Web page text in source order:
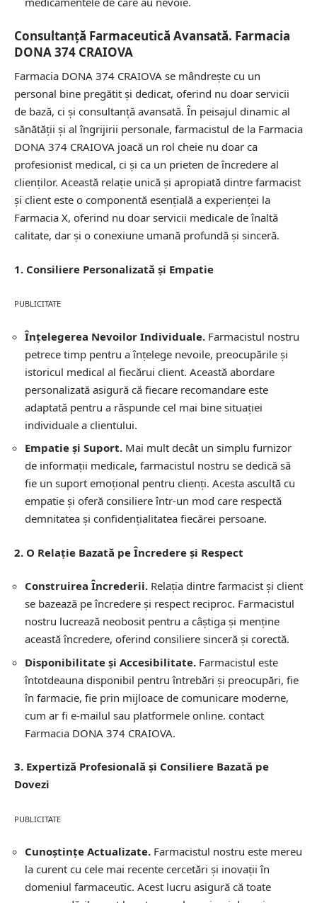
Consultanță Farmaceutică Avansată. Farmacia
DONA 374 CRAIOVA
Farmacia DONA 374 CRAIOVA se mândrește cu un
personal bine pregătit și dedicat, oferind nu doar servicii
de bază, ci și consultanță avansată. În peisajul dinamic al
sănătății și al îngrijirii personale, farmacistul de la Farmacia
DONA 374 CRAIOVA joacă un rol cheie nu doar ca
profesionist medical, ci și ca un prieten de încredere al
clienților. Această relație unică și apropiată dintre farmacist
și client este o componentă esențială a experienței la
Farmacia X, oferind nu doar servicii medicale de înaltă
calitate, dar și o conexiune umană profundă și sinceră.
1. Consiliere Personalizată și Empatie
PUBLICITATE
Înțelegerea Nevoilor Individuale. Farmacistul nostru
petrece timp pentru a înțelege nevoile, preocupările și
istoricul medical al fiecărui client. Această abordare
personalizată asigură că fiecare recomandare este
adaptată pentru a răspunde cel mai bine situației
individuale a clientului.
Empatie și Suport. Mai mult decât un simplu furnizor
de informații medicale, farmacistul nostru se dedică să
fie un suport emoțional pentru clienți. Acesta ascultă cu
empatie și oferă consiliere într-un mod care respectă
demnitatea și confidențialitatea fiecărei persoane.
2. O Relație Bazată pe Încredere și Respect
Construirea Încrederii. Relația dintre farmacist și client
se bazează pe încredere și respect reciproc. Farmacistul
nostru lucrează neobosit pentru a câștiga și menține
această încredere, oferind consiliere sinceră și corectă.
Disponibilitate și Accesibilitate. Farmacistul este
întotdeauna disponibil pentru întrebări și preocupări, fie
în farmacie, fie prin mijloace de comunicare moderne,
cum ar fi e-mailul sau platformele online. contact
Farmacia DONA 374 CRAIOVA.
3. Expertiză Profesională și Consiliere Bazată pe
Dovezi
PUBLICITATE
Cunoștințe Actualizate. Farmacistul nostru este mereu
la curent cu cele mai recente cercetări și inovații în
domeniul farmaceutic. Acest lucru asigură că toate